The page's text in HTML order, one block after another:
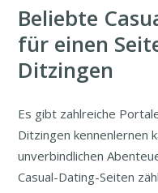
Beliebte
für einen
Ditzingen
Es gibt zahlreiche
Ditzingen kennenlernen
unverbindlichen
Casual-Dating-Seiten